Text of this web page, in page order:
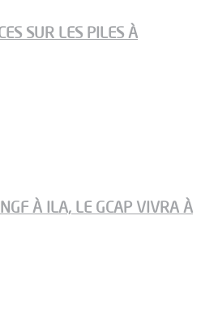
SUR LES PILES À
À ILA, LE GCAP VIVRA À